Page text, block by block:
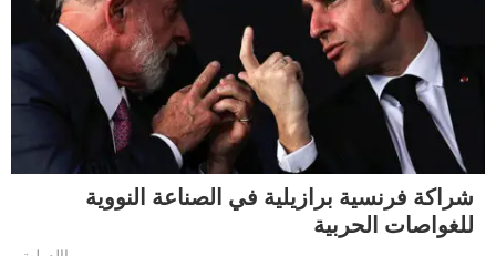
شراكة فرنسية برازيلية في الصناعة النووية
للغواصات الحربية